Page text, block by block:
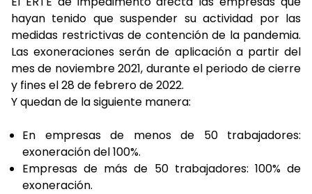
hayan tenido que suspender su actividad por las
medidas restrictivas de contención de la pandemia.
Las exoneraciones serán de aplicación a partir del
mes de noviembre 2021, durante el periodo de cierre
y fines el 28 de febrero de 2022.
Y quedan de la siguiente manera:
En empresas de menos de 50 trabajadores:
exoneración del 100%.
Empresas de más de 50 trabajadores: 100% de
exoneración.